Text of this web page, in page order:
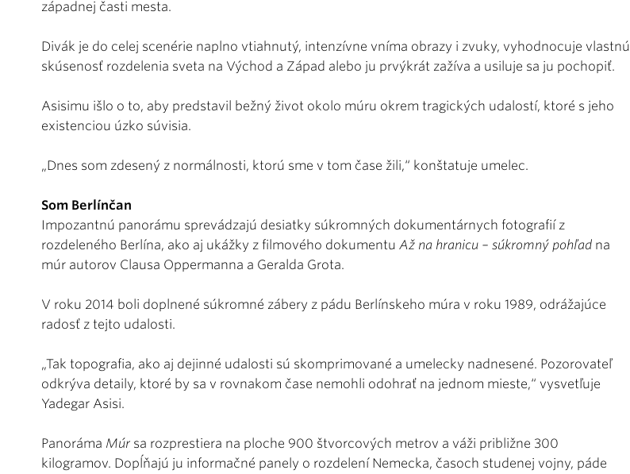
západnej časti mesta.
Divák je do celej scenérie naplno vtiahnutý, intenzívne vníma obrazy i zvuky, vyhodnocuje vlastnú
skúsenosť rozdelenia sveta na Východ a Západ alebo ju prvýkrát zažíva a usiluje sa ju pochopiť.
Asisimu išlo o to, aby predstavil bežný život okolo múru okrem tragických udalostí, ktoré s jeho
existenciou úzko súvisia.
„Dnes som zdesený z normálnosti, ktorú sme v tom čase žili,“ konštatuje umelec.
Som Berlínčan
Impozantnú panorámu sprevádzajú desiatky súkromných dokumentárnych fotografií z
rozdeleného Berlína, ako aj ukážky z filmového dokumentu Až na hranicu – súkromný pohľad na
múr autorov Clausa Oppermanna a Geralda Grota.
V roku 2014 boli doplnené súkromné zábery z pádu Berlínskeho múra v roku 1989, odrážajúce
radosť z tejto udalosti.
„Tak topografia, ako aj dejinné udalosti sú skomprimované a umelecky nadnesené. Pozorovateľ
odkrýva detaily, ktoré by sa v rovnakom čase nemohli odohrať na jednom mieste,“ vysvetľuje
Yadegar Asisi.
Panoráma Múr sa rozprestiera na ploche 900 štvorcových metrov a váži približne 300
kilogramov. Dopĺňajú ju informačné panely o rozdelení Nemecka, časoch studenej vojny, páde